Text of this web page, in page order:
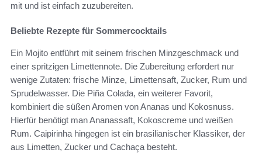
mit und ist einfach zuzubereiten.
Beliebte Rezepte für Sommercocktails
Ein Mojito entführt mit seinem frischen Minzgeschmack und
einer spritzigen Limettennote. Die Zubereitung erfordert nur
wenige Zutaten: frische Minze, Limettensaft, Zucker, Rum und
Sprudelwasser. Die Piña Colada, ein weiterer Favorit,
kombiniert die süßen Aromen von Ananas und Kokosnuss.
Hierfür benötigt man Ananassaft, Kokoscreme und weißen
Rum. Caipirinha hingegen ist ein brasilianischer Klassiker, der
aus Limetten, Zucker und Cachaça besteht.